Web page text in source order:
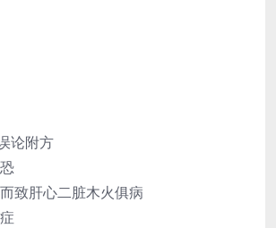
论附方
肝心二脏木火俱病